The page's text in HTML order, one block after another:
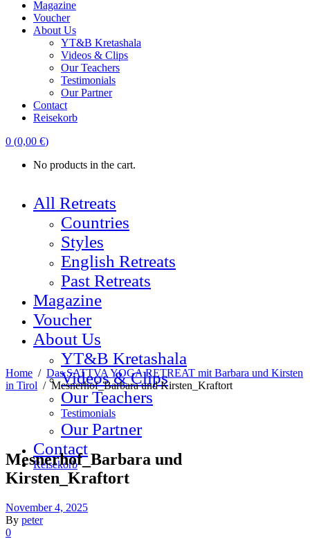
Magazine
Voucher
About Us
YT&B Kretashala
Videos & Clips
Our Teachers
Testimonials
Our Partner
Contact
Reisekorb
0 (0,00 €)
No products in the cart.
All Retreats
Countries
Styles
English Retreats
Past Retreats
Magazine
Voucher
About Us
YT&B Kretashala
Videos & Clips
Our Teachers
Testimonials
Our Partner
Contact
Reisekorb
Home / Das SATTVA YOGA RETREAT mit Barbara und Kirsten
in Tirol /Mesnerhof_Barbara und Kirsten_Kraftort
Mesnerhof_Barbara und
Kirsten_Kraftort
November 4, 2025
By peter
0